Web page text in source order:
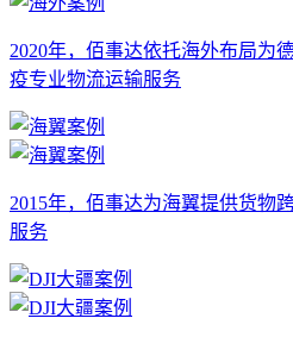
2020年，佰事达依托海外布局为
疫专业物流运输服务
2015年，佰事达为海翼提供货物
服务